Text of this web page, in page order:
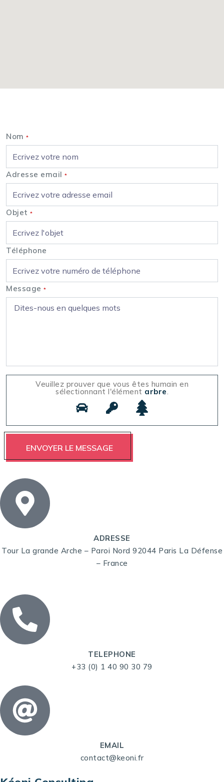
Nom *
Adresse email *
Objet *
Téléphone
Message *
Veuillez prouver que vous êtes humain en
sélectionnant l'élément arbre.
ADRESSE
Tour La grande Arche – Paroi Nord 92044 Paris La Défense
– France
TELEPHONE
+33 (0) 1 40 90 30 79
EMAIL
contact@keoni.fr